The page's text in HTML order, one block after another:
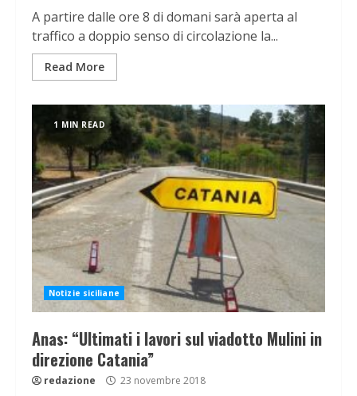
A partire dalle ore 8 di domani sarà aperta al
traffico a doppio senso di circolazione la...
Read More
1 MIN READ
Notizie siciliane
Anas: “Ultimati i lavori sul viadotto Mulini in
direzione Catania”
redazione 23 novembre 2018